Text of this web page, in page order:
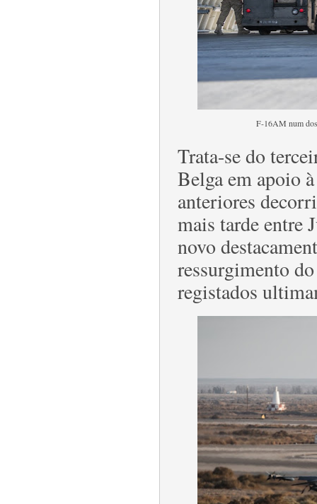
F-16AM num
Trata-se do
Belga em apoio
anteriores
mais tarde entre
novo
ressurgimento
registados